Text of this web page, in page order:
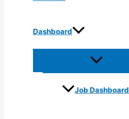
Dashboard
Job Dashboard